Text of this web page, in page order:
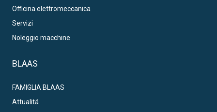
Officina elettromeccanica
Servizi
Noleggio macchine
BLAAS
FAMIGLIA BLAAS
Attualitá